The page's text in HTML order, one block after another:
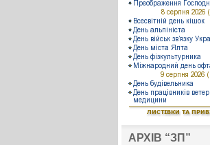
АРХІВ “ЗП”